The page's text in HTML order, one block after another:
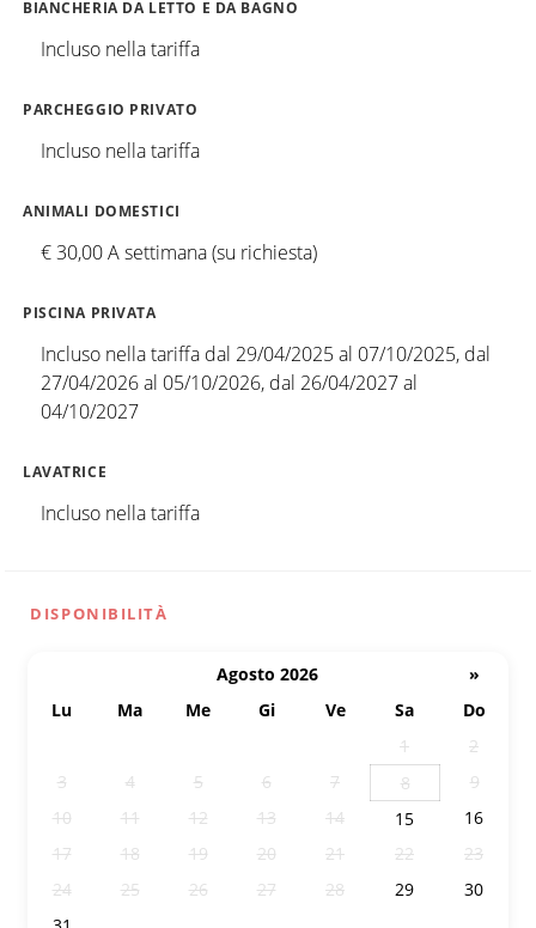
BIANCHERIA DA LETTO E DA BAGNO
Incluso nella tariffa
PARCHEGGIO PRIVATO
Incluso nella tariffa
ANIMALI DOMESTICI
€ 30,00 A settimana (su richiesta)
PISCINA PRIVATA
Incluso nella tariffa dal 29/04/2025 al 07/10/2025, dal
27/04/2026 al 05/10/2026, dal 26/04/2027 al
04/10/2027
LAVATRICE
Incluso nella tariffa
DISPONIBILITÀ
Agosto 2026
»
Lu
Ma Me Gi Ve Sa
Do
1
2
3
4 5 6 7 8
9
10
11 12 13 14 15
16
17
18 19 20 21 22
23
24
25 26 27 28 29
30